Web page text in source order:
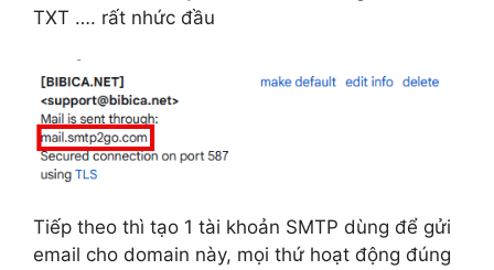
TXT …. rất nhức đầu
Tiếp theo thì tạo 1 tài khoản SMTP dùng để gửi
email cho domain này, mọi thứ hoạt động đúng